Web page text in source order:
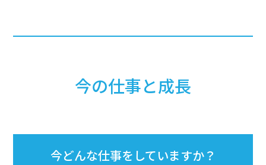
今の仕事と成長
今どんな仕事をしていますか？